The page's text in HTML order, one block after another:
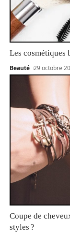
Les cosmétiques
Beauté 29 octobre
Coupe de
styles ?